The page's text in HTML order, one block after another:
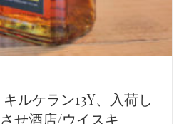
ルケラン13Y、入荷し
せ酒店/ウイスキ